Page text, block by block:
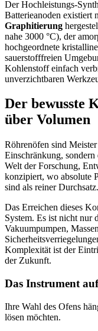
Der Hochleistungs-
Batterieanoden existiert
Graphitierung
nahe 3000 °C), der
hochgeordnete
sauerstofffreien
Kohlenstoff einfach
unverzichtbaren
Der bewusste
über Volumen
Röhrenöfen sind
Einschränkung,
Welt der Forschung,
konzipiert, wo absolute
sind als reiner Durchsatz.
Das Erreichen dieses
System. Es ist nicht nur
Vakuumpumpen,
Komplexität ist der
der Zukunft.
Das Instrument
Ihre Wahl des Ofens
lösen möchten.